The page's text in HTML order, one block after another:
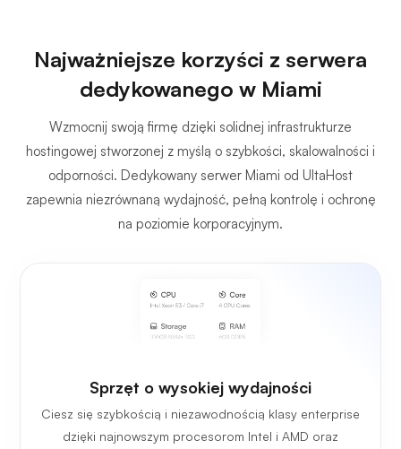
Najważniejsze korzyści z serwera
dedykowanego w Miami
Wzmocnij swoją firmę dzięki solidnej infrastrukturze
hostingowej stworzonej z myślą o szybkości, skalowalności i
odporności. Dedykowany serwer Miami od UltaHost
zapewnia niezrównaną wydajność, pełną kontrolę i ochronę
na poziomie korporacyjnym.
Sprzęt o wysokiej wydajności
Ciesz się szybkością i niezawodnością klasy enterprise
dzięki najnowszym procesorom Intel i AMD oraz